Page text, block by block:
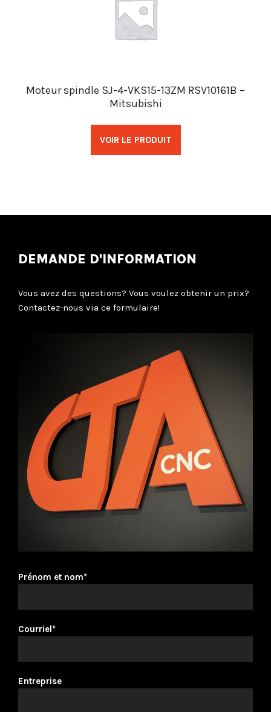
Moteur spindle SJ-4-VKS15-13ZM RSV10161B –
Mitsubishi
VOIR LE PRODUIT
DEMANDE D'INFORMATION
Vous avez des questions? Vous voulez obtenir un prix?
Contactez-nous via ce formulaire!
Prénom et nom*
Courriel*
Entreprise